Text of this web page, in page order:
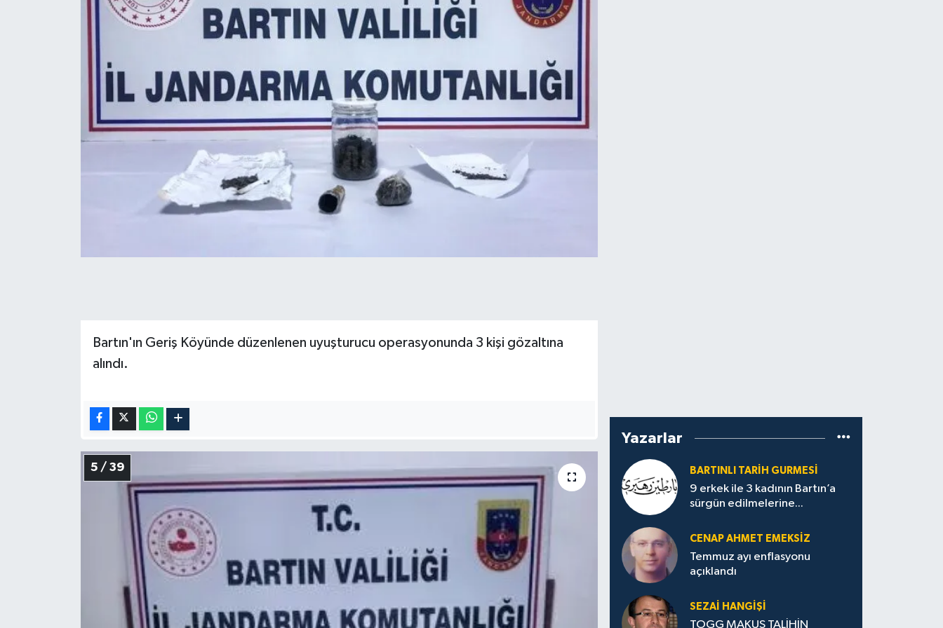
Bartın'ın Geriş Köyünde düzenlenen uyuşturucu operasyonunda 3 kişi gözaltına
alındı.
5 / 39
Yazarlar
BARTINLI TARIH GURMESI
9 erkek ile 3 kadının Bartın’a
sürgün edilmelerine...
CENAP AHMET EMEKSİZ
Temmuz ayı enflasyonu
açıklandı
SEZAI HANGİŞİ
TOGG MAKUS TALİHİN